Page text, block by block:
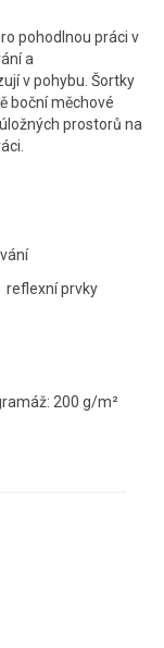
pohodlnou práci v
a
v pohybu. Šortky
boční měchové
prostorů na
reflexní prvky
200 g/m²